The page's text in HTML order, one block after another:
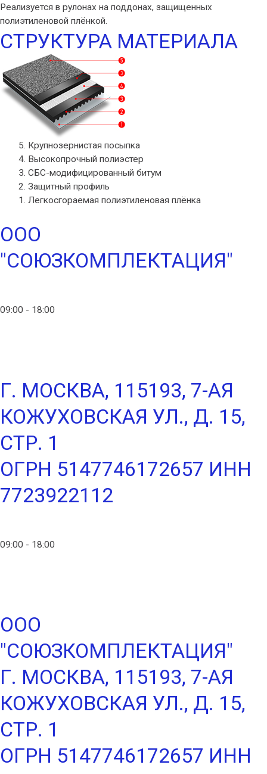
Реализуется в рулонах на поддонах, защищенных
полиэтиленовой плёнкой.
СТРУКТУРА МАТЕРИАЛА
Крупнозернистая посыпка
Высокопрочный полиэстер
СБС-модифицированный битум
Защитный профиль
Легкосгораемая полиэтиленовая плёнка
ООО
"СОЮЗКОМПЛЕКТАЦИЯ"
09:00 - 18:00
Г. МОСКВА, 115193, 7-АЯ
КОЖУХОВСКАЯ УЛ., Д. 15,
СТР. 1
ОГРН 5147746172657 ИНН
7723922112
09:00 - 18:00
ООО
"СОЮЗКОМПЛЕКТАЦИЯ"
Г. МОСКВА, 115193, 7-АЯ
КОЖУХОВСКАЯ УЛ., Д. 15,
СТР. 1
ОГРН 5147746172657 ИНН